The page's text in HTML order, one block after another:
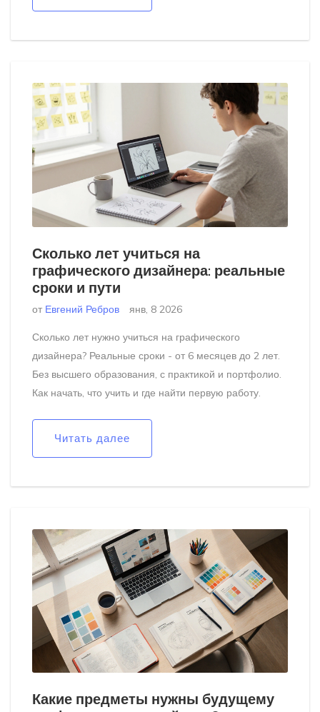
Сколько лет учиться на
графического дизайнера: реальные
сроки и пути
от Евгений Ребров янв, 8 2026
Сколько лет нужно учиться на графического
дизайнера? Реальные сроки - от 6 месяцев до 2 лет.
Без высшего образования, с практикой и портфолио.
Как начать, что учить и где найти первую работу.
Читать далее
Какие предметы нужны будущему